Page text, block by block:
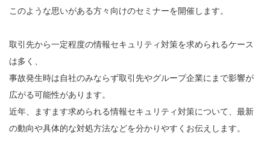
このような思いがある方々向けのセミナーを開催します。
取引先から一定程度の情報セキュリティ対策を求められるケース
は多く、
事故発生時は自社のみならず取引先やグループ企業にまで影響が
広がる可能性があります。
近年、ますます求められる情報セキュリティ対策について、最新
の動向や具体的な対処方法などを分かりやすくお伝えします。